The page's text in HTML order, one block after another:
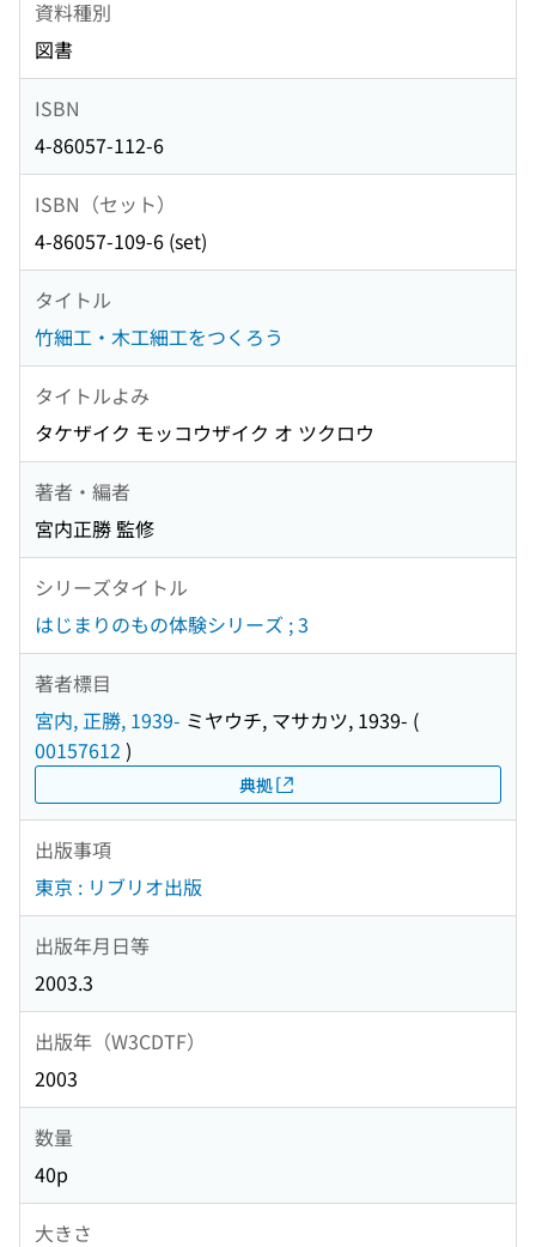
資料種別
図書
ISBN
4-86057-112-6
ISBN（セット）
4-86057-109-6 (set)
タイトル
竹細工・木工細工をつくろう
タイトルよみ
タケザイク モッコウザイク オ ツクロウ
著者・編者
宮内正勝 監修
シリーズタイトル
はじまりのもの体験シリーズ ; 3
著者標目
宮内, 正勝, 1939- ミヤウチ, マサカツ, 1939- (
00157612 )
典拠
出版事項
東京 : リブリオ出版
出版年月日等
2003.3
出版年（W3CDTF）
2003
数量
40p
大きさ